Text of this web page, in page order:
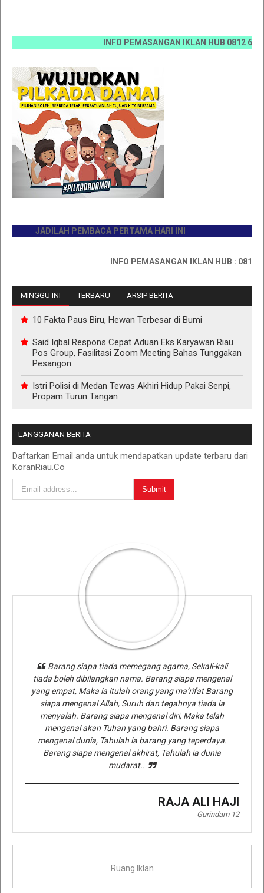
INFO PEMASANGAN IKLAN HUB 0812
JADILAH PEMBACA PERTAMA HARI INI
INFO PEMASANGAN IKLAN HUB :
MINGGU INI TERBARU ARSIP BERITA
10 Fakta Paus Biru, Hewan Terbesar di Bumi
Said Iqbal Respons Cepat Aduan Eks Karyawan Riau
Pos Group, Fasilitasi Zoom Meeting Bahas Tunggakan
Pesangon
Istri Polisi di Medan Tewas Akhiri Hidup Pakai Senpi,
Propam Turun Tangan
LANGGANAN BERITA
Daftarkan Email anda untuk mendapatkan update terbaru dari
KoranRiau.Co
Barang siapa tiada memegang agama, Sekali-kali
tiada boleh dibilangkan nama. Barang siapa mengenal
yang empat, Maka ia itulah orang yang ma’rifat Barang
siapa mengenal Allah, Suruh dan tegahnya tiada ia
menyalah. Barang siapa mengenal diri, Maka telah
mengenal akan Tuhan yang bahri. Barang siapa
mengenal dunia, Tahulah ia barang yang teperdaya.
Barang siapa mengenal akhirat, Tahulah ia dunia
mudarat..
RAJA ALI HAJI
Gurindam 12
Ruang Iklan